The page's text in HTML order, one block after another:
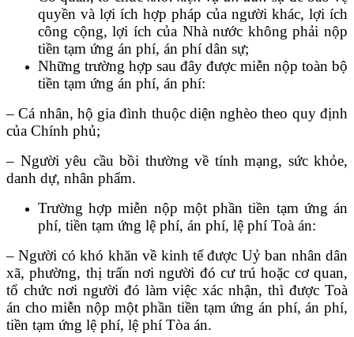
quyền và lợi ích hợp pháp của người khác, lợi ích
công cộng, lợi ích của Nhà nước không phải nộp
tiền tạm ứng án phí, án phí dân sự;
Những trường hợp sau đây được miễn nộp toàn bộ
tiền tạm ứng án phí, án phí:
– Cá nhân, hộ gia đình thuộc diện nghèo theo quy định
của Chính phủ;
– Người yêu cầu bồi thường về tính mạng, sức khỏe,
danh dự, nhân phẩm.
Trường hợp miễn nộp một phần tiền tạm ứng án
phí, tiền tạm ứng lệ phí, án phí, lệ phí Toà án:
– Người có khó khăn về kinh tế được Uỷ ban nhân dân
xã, phường, thị trấn nơi người đó cư trú hoặc cơ quan,
tổ chức nơi người đó làm việc xác nhận, thì được Toà
án cho miễn nộp một phần tiền tạm ứng án phí, án phí,
tiền tạm ứng lệ phí, lệ phí Tòa án.